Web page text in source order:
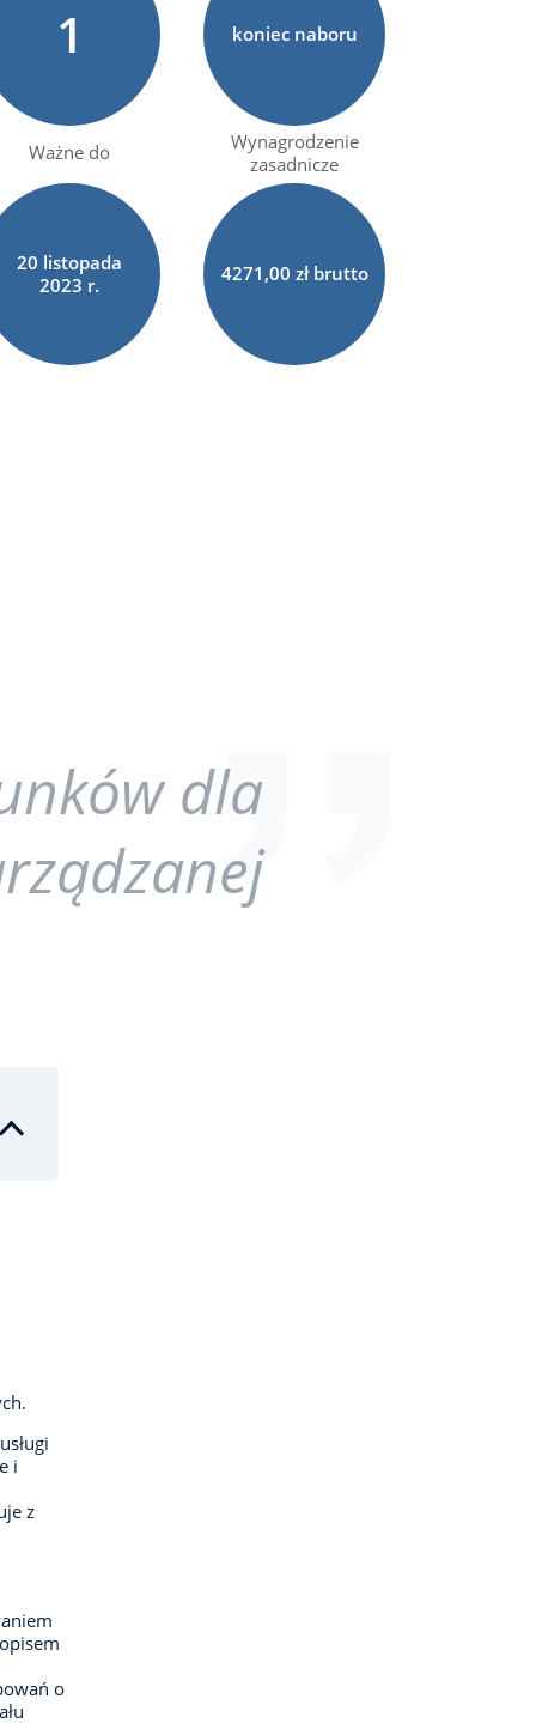
1 koniec naboru
Ważne do
20 listopada
2023 r.
Wynagrodzenie
zasadnicze
4271,00 zł brutto
dla
i
z
o